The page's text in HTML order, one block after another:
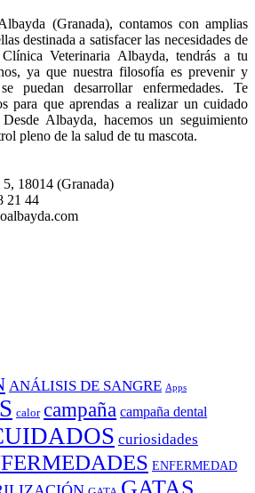
(Granada), contamos con amplias
destinada a satisfacer las necesidades de
Clínica Veterinaria Albayda, tendrás a tu
ya que nuestra filosofía es prevenir y
puedan desarrollar enfermedades. Te
para que aprendas a realizar un cuidado
Albayda, hacemos un seguimiento
pleno de la salud de tu mascota.
18014 (Granada)
21 44
ANÁLISIS DE SANGRE Apps
calor campaña campaña dental
curiosidades
ENFERMEDAD